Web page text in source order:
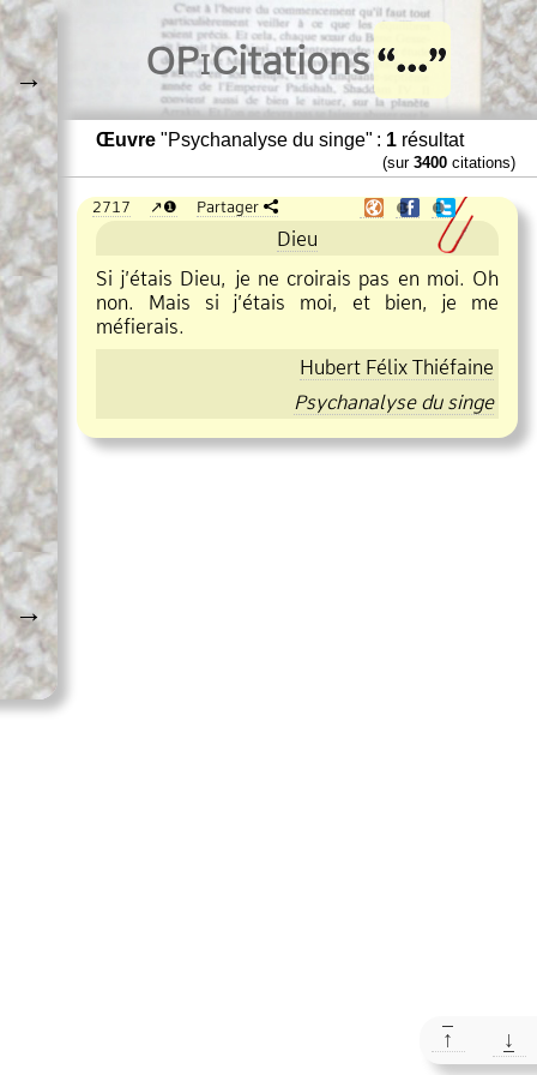
→
→
OPiCitations
Œuvre "Psychanalyse du singe" : 1 résultat
(sur 3400 citations)
2717 ❶ Partager ❶ ❶
Dieu
Si j’étais Dieu, je ne croirais pas en moi. Oh
non. Mais si j’étais moi, et bien, je me
méfierais.
Hubert Félix Thiéfaine
Psychanalyse du singe
↑ ↓